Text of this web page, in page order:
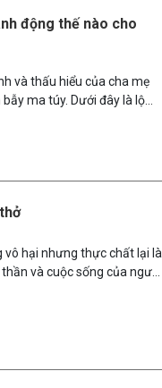
động thế nào cho
và thấu hiểu của cha mẹ
ma túy. Dưới đây là lộ
vô hại nhưng thực chất lại là
và cuộc sống của người